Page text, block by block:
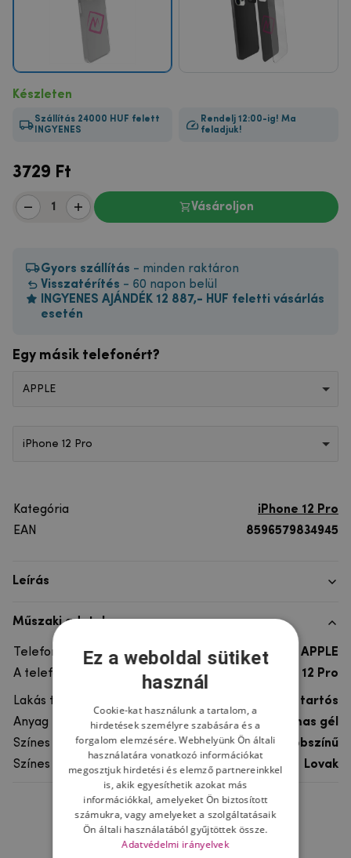
Készleten
Szállítás 24000 HUF felett
INGYENES
Rendelj 12:00-ig! Ma
feladjuk!
3729 Ft
Vásároljon
Gyors szállítás - minden raktáron
Visszatérítés - 60 napon belül
INGYENES AJÁNDÉK 12 887,- HUF feletti vásárlás
esetén
Egy másik telefonért?
APPLE
iPhone 12 Pro
Kategória
iPhone 12 Pro
EAN
8596579834945
Leírás
Műszaki adatok
Telefon márka
APPLE
A telefonmodellhez
iPhone 12 Pro
Lakás típusa
Gél, Ultra tartós
Anyag
rugalmas gél
Színes
többszínű
Színes motívum
Lovak
Ne felejtsd el
Ez a weboldal sütiket
használ
Cookie-kat használunk a tartalom, a
hirdetések személyre szabására és a
forgalom elemzésére. Webhelyünk Ön általi
használatára vonatkozó információkat
megosztjuk hirdetési és elemző partnereinkkel
is, akik egyesíthetik azokat más
információkkal, amelyeket Ön biztosított
számukra, vagy amelyeket a szolgáltatásaik
Ön általi használatából gyűjtöttek össze.
Adatvédelmi irányelvek